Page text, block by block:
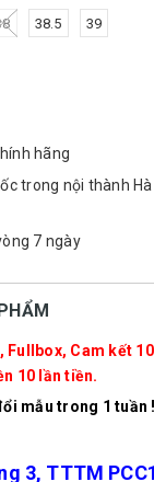
38.5 39
hãng
trong nội thành Hà
7 ngày
Fullbox, Cam kết
10 lần tiền.
mẫu trong 1 tuần
3, TTTM